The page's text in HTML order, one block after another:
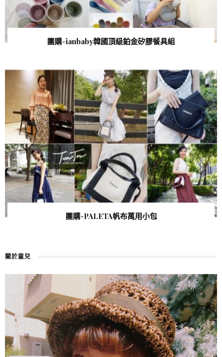
團購-ianbaby韓國頂級鉑金矽膠餐具組
團購-PALETA帆布萬用小包
關於童兒